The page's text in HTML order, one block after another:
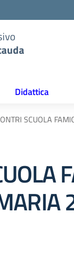
Didattica
SCUOLA